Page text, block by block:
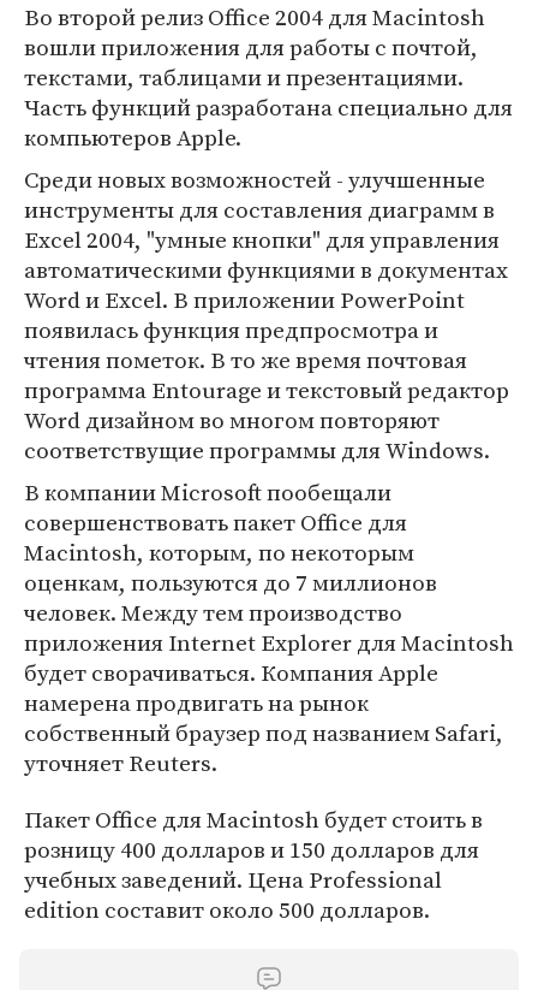
Во второй релиз Office 2004 для Macintosh
вошли приложения для работы с почтой,
текстами, таблицами и презентациями.
Часть функций разработана специально для
компьютеров Apple.
Среди новых возможностей - улучшенные
инструменты для составления диаграмм в
Excel 2004, "умные кнопки" для управления
автоматическими функциями в документах
Word и Excel. В приложении PowerPoint
появилась функция предпросмотра и
чтения пометок. В то же время почтовая
программа Entourage и текстовый редактор
Word дизайном во многом повторяют
соответствущие программы для Windows.
В компании Microsoft пообещали
совершенствовать пакет Office для
Macintosh, которым, по некоторым
оценкам, пользуются до 7 миллионов
человек. Между тем производство
приложения Internet Explorer для Macintosh
будет сворачиваться. Компания Apple
намерена продвигать на рынок
собственный браузер под названием Safari,
уточняет Reuters.
Пакет Office для Macintosh будет стоить в
розницу 400 долларов и 150 долларов для
учебных заведений. Цена Professional
edition составит около 500 долларов.